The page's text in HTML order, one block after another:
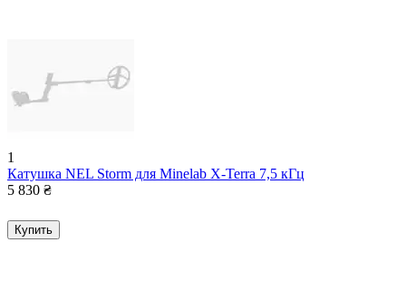
1
Катушка NEL Storm для Minelab X-Terra 7,5 кГц
5 830 ₴
Купить